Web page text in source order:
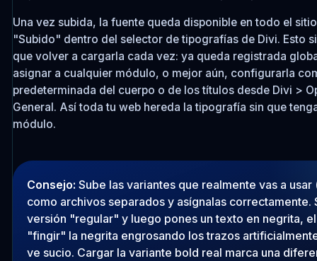
Una vez subida, la fuente queda disponible en todo el
"Subido" dentro del selector de tipografías de Divi. Esto
que volver a cargarla cada vez: ya queda registrada
asignar a cualquier módulo, o mejor aún, configurarla
predeterminada del cuerpo o de los títulos desde Divi >
General. Así toda tu web hereda la tipografía sin que
módulo.
Consejo: Sube las variantes que realmente vas a
como archivos separados y asígnalas correctamente.
versión "regular" y luego pones un texto en negrita,
"fingir" la negrita engrosando los trazos
ve sucio. Cargar la variante bold real marca una